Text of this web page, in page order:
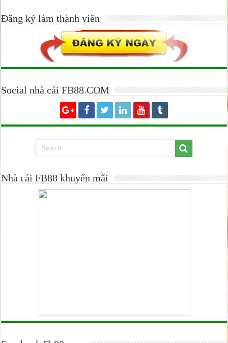
Đăng ký làm thành viên
Social nhà cái FB88.COM
Nhà cái FB88 khuyến mãi